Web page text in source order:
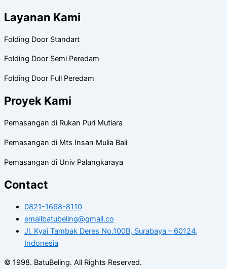
Layanan Kami
Folding Door Standart
Folding Door Semi Peredam
Folding Door Full Peredam
Proyek Kami
Pemasangan di Rukan Puri Mutiara
Pemasangan di Mts Insan Mulia Bali
Pemasangan di Univ Palangkaraya
Contact
0821-1668-8110
emailbatubeling@gmail.co
Jl. Kyai Tambak Deres No.100B, Surabaya – 60124,
Indonesia
© 1998. BatuBeling. All Rights Reserved.